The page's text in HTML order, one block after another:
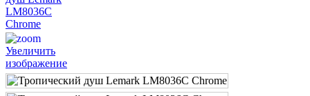
Увеличить
изображение